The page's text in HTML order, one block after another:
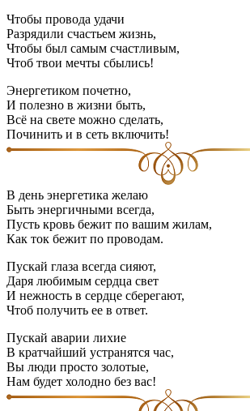
Чтобы провода удачи
Разрядили счастьем жизнь,
Чтобы был самым счастливым,
Чтоб твои мечты сбылись!
Энергетиком почетно,
И полезно в жизни быть,
Всё на свете можно сделать,
Починить и в сеть включить!
В день энергетика желаю
Быть энергичными всегда,
Пусть кровь бежит по вашим жилам,
Как ток бежит по проводам.
Пускай глаза всегда сияют,
Даря любимым сердца свет
И нежность в сердце сберегают,
Чтоб получить ее в ответ.
Пускай аварии лихие
В кратчайший устранятся час,
Вы люди просто золотые,
Нам будет холодно без вас!